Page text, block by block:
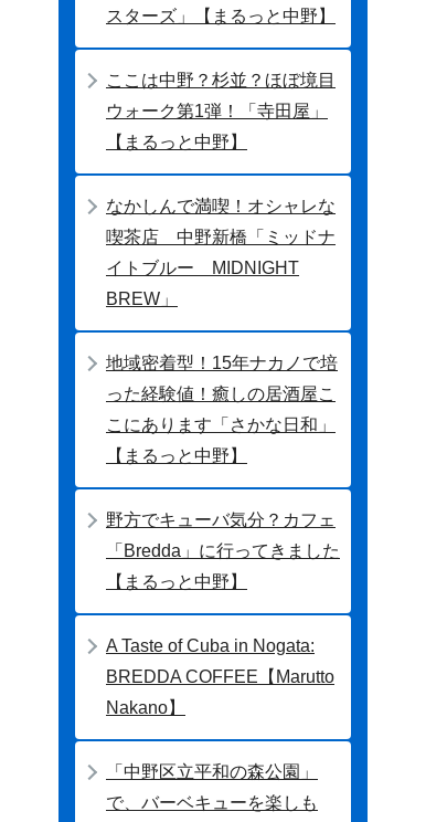
スターズ」【まるっと中野】
ここは中野？杉並？ほぼ境目
ウォーク第1弾！「寺田屋」
【まるっと中野】
なかしんで満喫！オシャレな
喫茶店 中野新橋「ミッドナ
イトブルー MIDNIGHT
BREW」
地域密着型！15年ナカノで培
った経験値！癒しの居酒屋こ
こにあります「さかな日和」
【まるっと中野】
野方でキューバ気分？カフェ
「Bredda」に行ってきました
【まるっと中野】
A Taste of Cuba in Nogata:
BREDDA COFFEE【Marutto
Nakano】
「中野区立平和の森公園」
で、バーベキューを楽しも